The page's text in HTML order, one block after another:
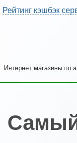
Рейтинг кэшбэк
Интернет магазины по